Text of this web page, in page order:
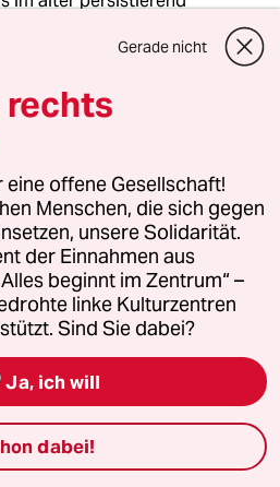
Möglicherweise
als ausdruck einer
oder, oder, oder.... jedoch sind
einem hohen leidensdruck
aber meiner meinung nach ein
und kein medizinische
die nebenwirkungen einer
sind heftig.
16:36 Uhr
Ziems:
die Jugendlichen,
einer Gesellschaft
die toleranter mit
Gerade nicht
rechts
offene Gesellschaft!
Menschen, die sich gegen
unsere Solidarität.
der Einnahmen aus
beginnt im Zentrum“ –
linke Kulturzentren
Sind Sie dabei?
Ja, ich will
dabei!